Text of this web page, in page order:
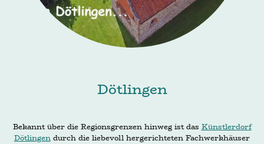
Dötlingen
Bekannt über die Regionsgrenzen hinweg ist das Künstlerdorf
Dötlingen durch die liebevoll hergerichteten Fachwerkhäuser